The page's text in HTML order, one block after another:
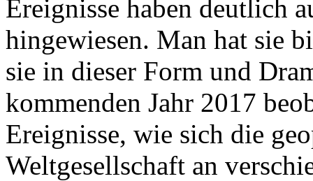
Ereignisse haben deutlich
hingewiesen. Man hat sie
sie in dieser Form und
kommenden Jahr 2017
Ereignisse, wie sich die
Weltgesellschaft an